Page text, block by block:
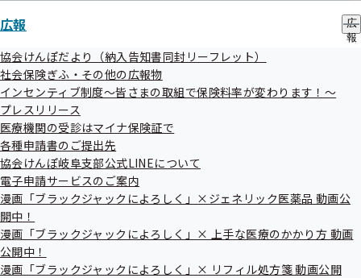
広報
広
報
協会けんぽだより（納入告知書同封リーフレット）
社会保険ぎふ・その他の広報物
インセンティブ制度～皆さまの取組で保険料率が変わります！～
プレスリリース
医療機関の受診はマイナ保険証で
各種申請書のご提出先
協会けんぽ岐阜支部公式LINEについて
電子申請サービスのご案内
漫画「ブラックジャックによろしく」×ジェネリック医薬品 動画公
開中！
漫画「ブラックジャックによろしく」× 上手な医療のかかり方 動画
公開中！
漫画「ブラックジャックによろしく」× リフィル処方箋 動画公開
議題については変更となる場合がございます。
傍聴方法
傍聴を希望される方は、別紙を記入の上、7月19日（金曜
日）17時までにFAXで
企画総務グループ（FAX：058-255-5165）あてに送付してく
ださい。
（傍聴希望多数の場合、抽選となることがあります。傍聴が
できない方にはご連絡申し上げます。）
別紙